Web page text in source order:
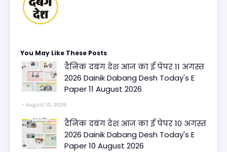
You May Like These Posts
दैनिक दबंग देश आज का ई पेपर 11 अगस्त
2026 Dainik Dabang Desh Today's E
Paper 11 August 2026
August 10, 2026
दैनिक दबंग देश आज का ई पेपर 10 अगस्त
2026 Dainik Dabang Desh Today's E
Paper 10 August 2026